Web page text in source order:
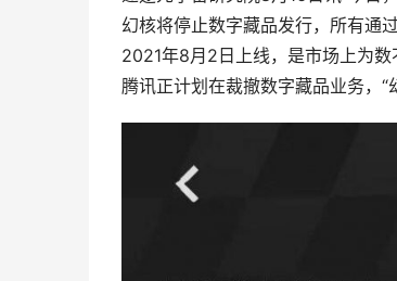
幻核将停止数字藏品发行，所有通
2021年8月2日上线，是市场上为
腾讯正计划在裁撤数字藏品业务，“